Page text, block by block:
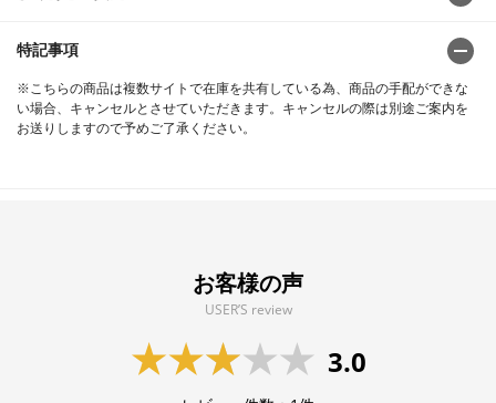
特記事項
※こちらの商品は複数サイトで在庫を共有している為、商品の手配ができな
い場合、キャンセルとさせていただきます。キャンセルの際は別途ご案内を
お送りしますので予めご了承ください。
お客様の声
USER’S review
3.0